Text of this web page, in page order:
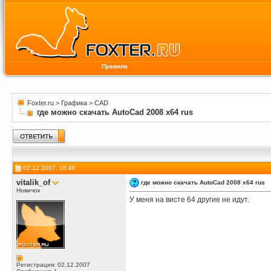
Правила
Foxter.ru > Графика > CAD
где можно скачать AutoCad 2008 x64 rus
02.12.2007, 16:46
vitalik_of
Новичок
Регистрация: 02.12.2007
где можно скачать AutoCad 2008 x64 rus
У меня на висте 64 другие не идут.